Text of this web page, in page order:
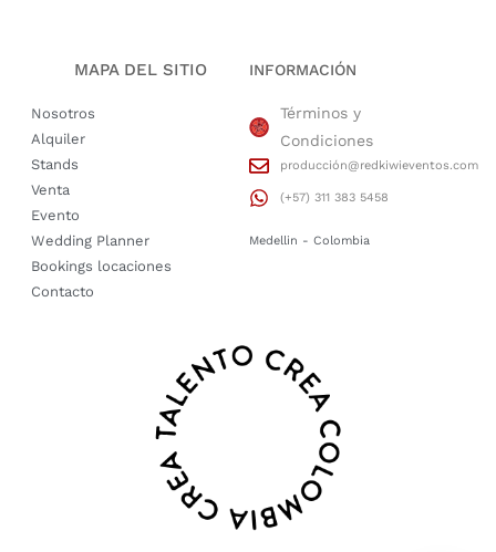
MAPA DEL SITIO
Nosotros
Alquiler
Stands
Venta
Evento
Wedding Planner
Bookings locaciones
Contacto
INFORMACIÓN
Términos y
Condiciones
producción@redkiwieventos.com
(+57) 311 383 5458
Medellin - Colombia